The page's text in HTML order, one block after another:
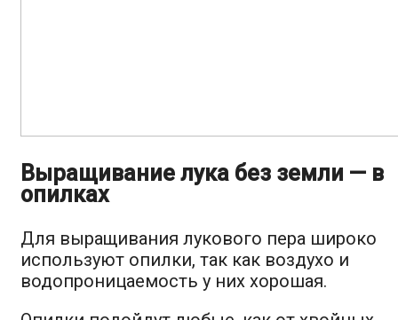
Выращивание лука без земли — в
опилках
Для выращивания лукового пера широко
используют опилки, так как воздухо и
водопроницаемость у них хорошая.